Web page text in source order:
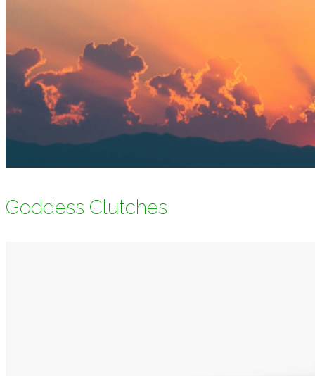
Goddess Clutches